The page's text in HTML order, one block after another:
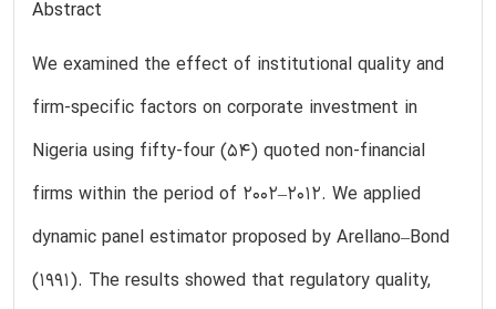
Abstract
We examined the effect of institutional quality and
firm-specific factors on corporate investment in
Nigeria using fifty-four (54) quoted non-financial
firms within the period of 2002–2012. We applied
dynamic panel estimator proposed by Arellano–Bond
(1991). The results showed that regulatory quality,